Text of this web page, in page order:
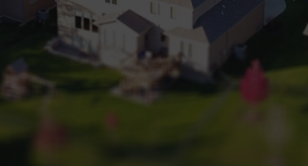
Sambreville